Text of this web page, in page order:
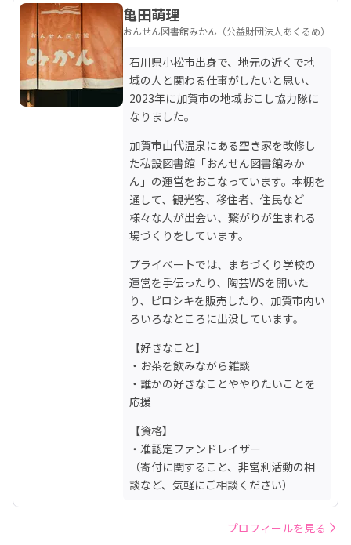
亀田萌理
おんせん図書館みかん（公益財団法人あくるめ）
石川県小松市出身で、地元の近くで地
域の人と関わる仕事がしたいと思い、
2023年に加賀市の地域おこし協力隊に
なりました。
加賀市山代温泉にある空き家を改修し
た私設図書館「おんせん図書館みか
ん」の運営をおこなっています。本棚を
通して、観光客、移住者、住民など
様々な人が出会い、繋がりが生まれる
場づくりをしています。
プライベートでは、まちづくり学校の
運営を手伝ったり、陶芸WSを開いた
り、ピロシキを販売したり、加賀市内い
ろいろなところに出没しています。
【好きなこと】
・お茶を飲みながら雑談
・誰かの好きなことややりたいことを
応援
【資格】
・准認定ファンドレイザー
（寄付に関すること、非営利活動の相
談など、気軽にご相談ください）
プロフィールを見る